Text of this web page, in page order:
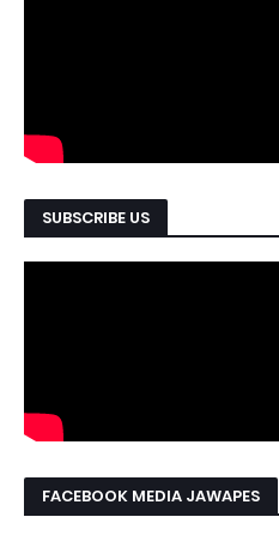
SUBSCRIBE US
FACEBOOK MEDIA JAWAPES